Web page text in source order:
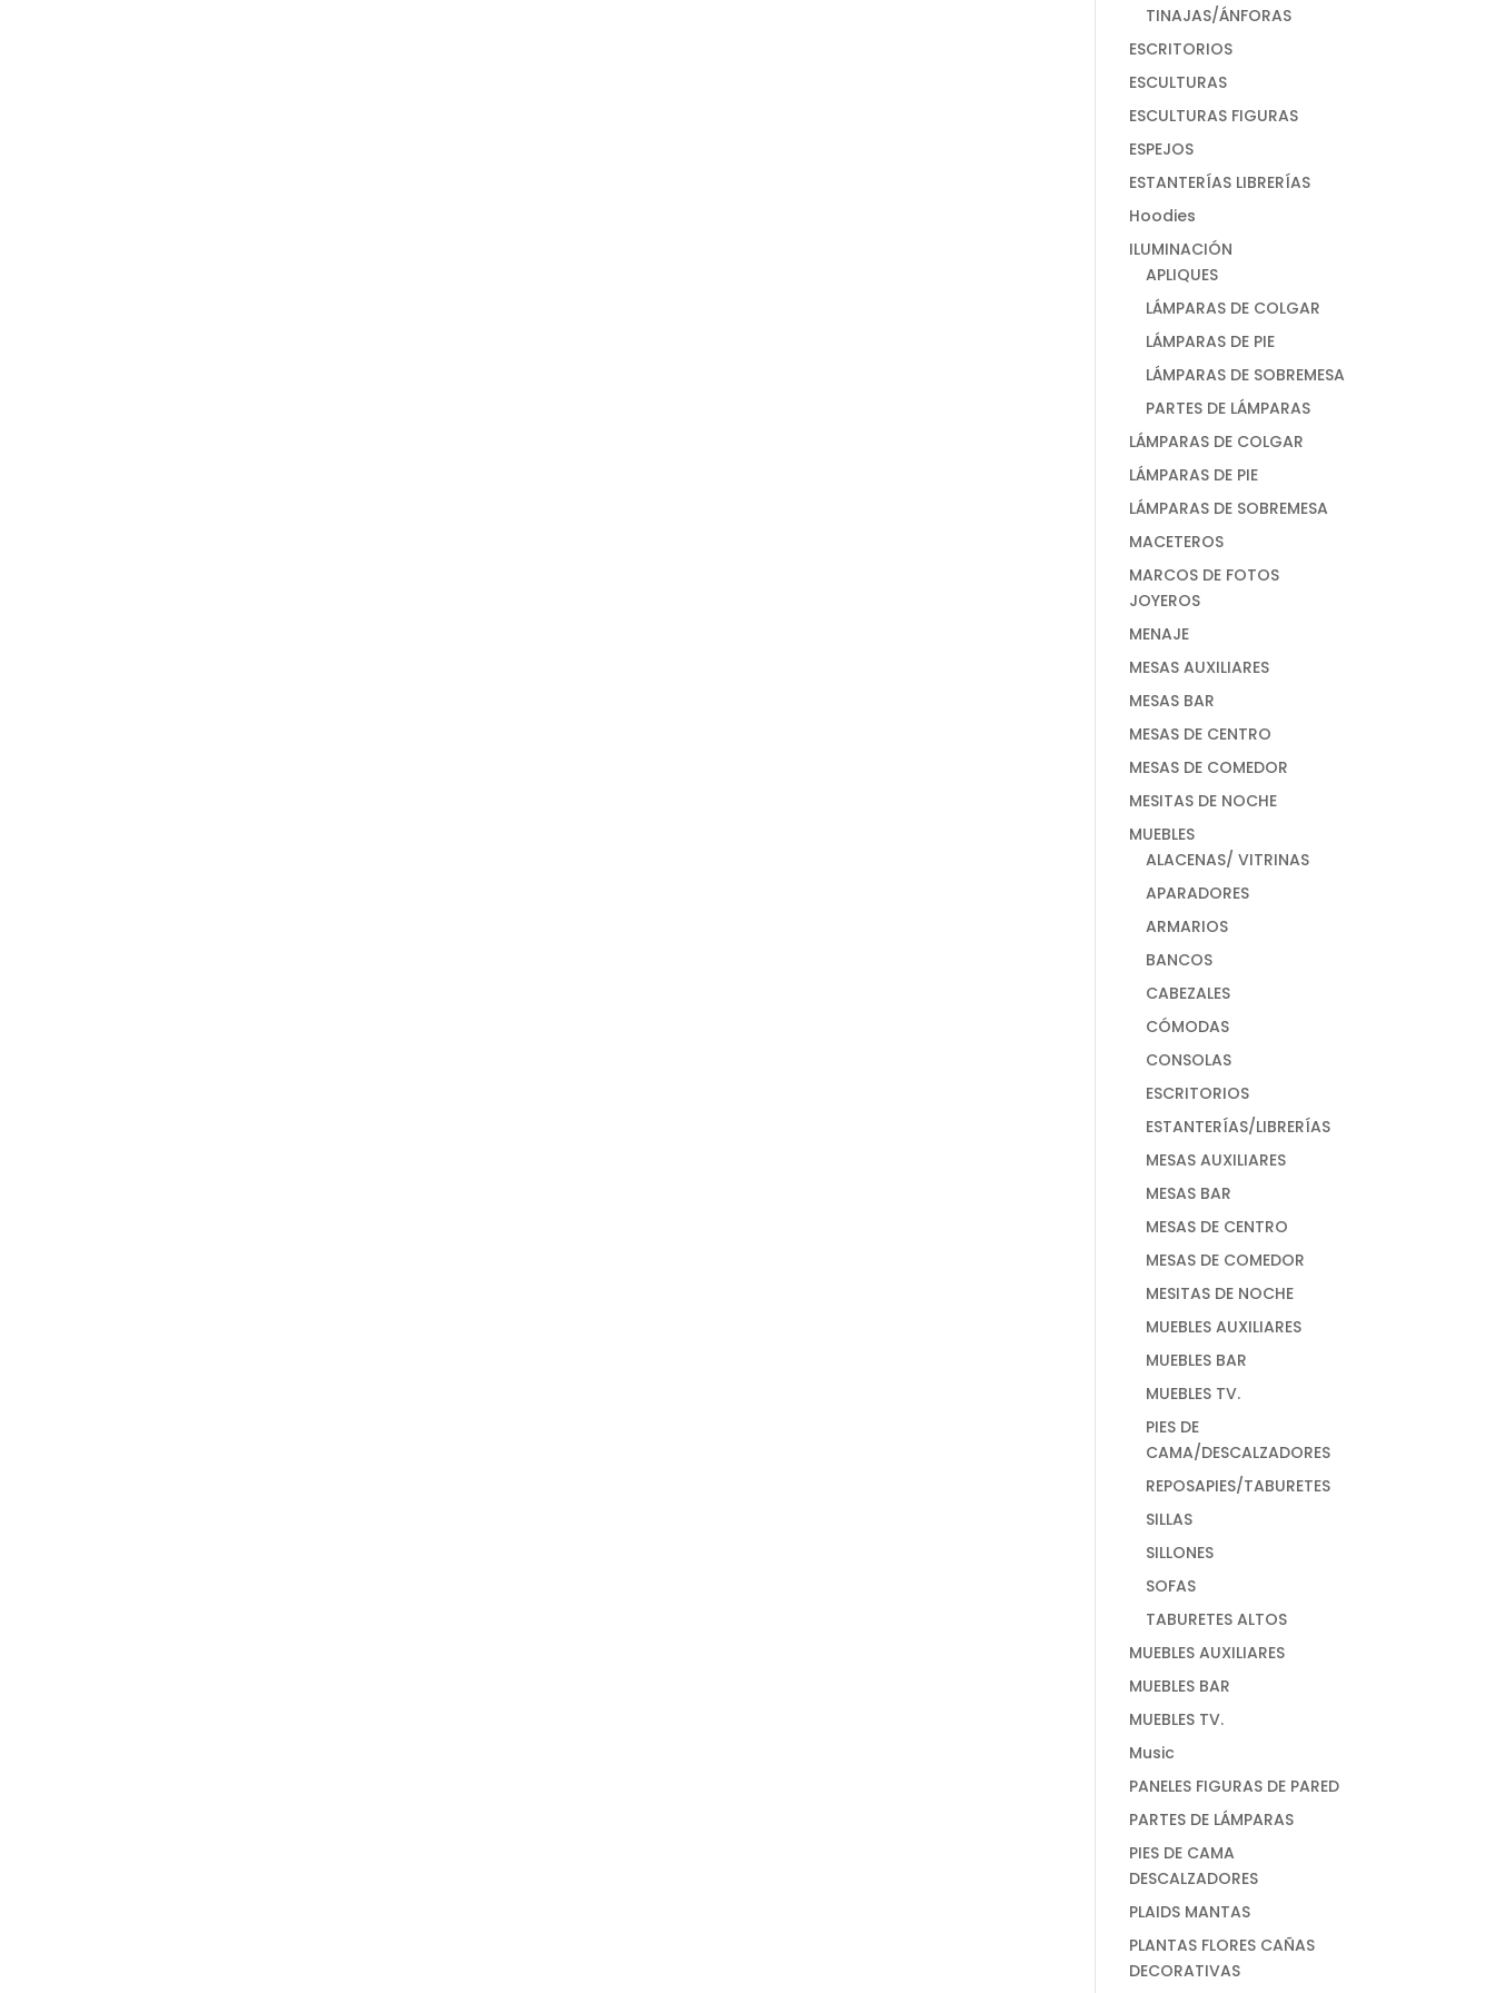
TINAJAS/ÁNFORAS
ESCRITORIOS
ESCULTURAS
ESCULTURAS FIGURAS
ESPEJOS
ESTANTERÍAS LIBRERÍAS
Hoodies
ILUMINACIÓN
APLIQUES
LÁMPARAS DE COLGAR
LÁMPARAS DE PIE
LÁMPARAS DE SOBREMESA
PARTES DE LÁMPARAS
LÁMPARAS DE COLGAR
LÁMPARAS DE PIE
LÁMPARAS DE SOBREMESA
MACETEROS
MARCOS DE FOTOS
JOYEROS
MENAJE
MESAS AUXILIARES
MESAS BAR
MESAS DE CENTRO
MESAS DE COMEDOR
MESITAS DE NOCHE
MUEBLES
ALACENAS/ VITRINAS
APARADORES
ARMARIOS
BANCOS
CABEZALES
CÓMODAS
CONSOLAS
ESCRITORIOS
ESTANTERÍAS/LIBRERÍAS
MESAS AUXILIARES
MESAS BAR
MESAS DE CENTRO
MESAS DE COMEDOR
MESITAS DE NOCHE
MUEBLES AUXILIARES
MUEBLES BAR
MUEBLES TV.
PIES DE
CAMA/DESCALZADORES
REPOSAPIES/TABURETES
SILLAS
SILLONES
SOFAS
TABURETES ALTOS
MUEBLES AUXILIARES
MUEBLES BAR
MUEBLES TV.
Music
PANELES FIGURAS DE PARED
PARTES DE LÁMPARAS
PIES DE CAMA
DESCALZADORES
PLAIDS MANTAS
PLANTAS FLORES CAÑAS
DECORATIVAS